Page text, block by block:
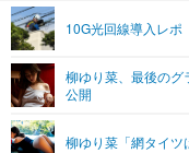
ショッピング
ライフTOP
リリース一覧
プッシュ通知の停止方法
10G光回線導入レポ
柳ゆり菜、最後のグ
公開
柳ゆり菜「網タイツ